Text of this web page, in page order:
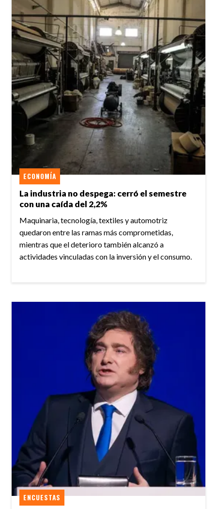
La industria no despega: cerró el semestre
con una caída del 2,2%
ECONOMÍA
Maquinaria, tecnología, textiles y automotriz
quedaron entre las ramas más comprometidas,
mientras que el deterioro también alcanzó a
actividades vinculadas con la inversión y el consumo.
ENCUESTAS